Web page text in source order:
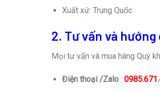
Xuất xứ: Trung Quốc
2. Tư vấn và
Mọi tư vấn và mua hàng Quý
Điện thoại /Zalo: